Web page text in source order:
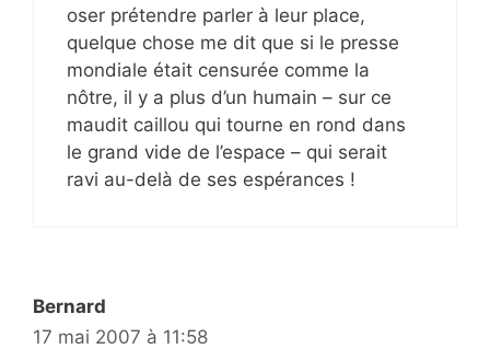
oser prétendre parler à leur place,
quelque chose me dit que si le presse
mondiale était censurée comme la
nôtre, il y a plus d’un humain – sur ce
maudit caillou qui tourne en rond dans
le grand vide de l’espace – qui serait
ravi au-delà de ses espérances !
Bernard
17 mai 2007 à 11:58